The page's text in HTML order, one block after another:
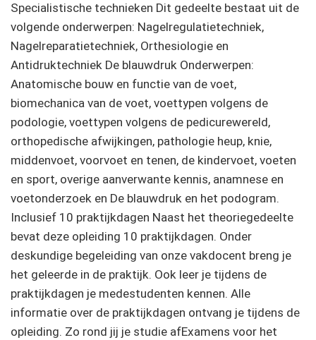
Specialistische technieken Dit gedeelte bestaat uit de
volgende onderwerpen: Nagelregulatietechniek,
Nagelreparatietechniek, Orthesiologie en
Antidruktechniek De blauwdruk Onderwerpen:
Anatomische bouw en functie van de voet,
biomechanica van de voet, voettypen volgens de
podologie, voettypen volgens de pedicurewereld,
orthopedische afwijkingen, pathologie heup, knie,
middenvoet, voorvoet en tenen, de kindervoet, voeten
en sport, overige aanverwante kennis, anamnese en
voetonderzoek en De blauwdruk en het podogram.
Inclusief 10 praktijkdagen Naast het theoriegedeelte
bevat deze opleiding 10 praktijkdagen. Onder
deskundige begeleiding van onze vakdocent breng je
het geleerde in de praktijk. Ook leer je tijdens de
praktijkdagen je medestudenten kennen. Alle
informatie over de praktijkdagen ontvang je tijdens de
opleiding. Zo rond jij je studie afExamens voor het